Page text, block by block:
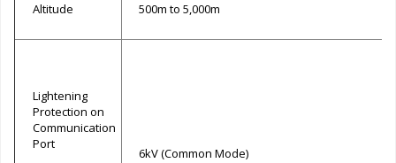
Altitude 500m to 5,000m
Lightening
Protection on
Communication
Port
6kV (Common Mode)